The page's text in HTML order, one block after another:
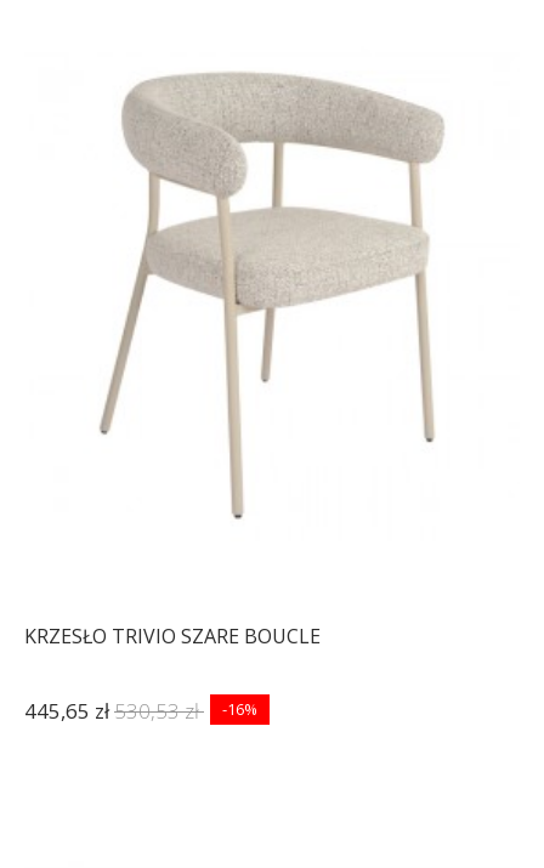
KRZESŁO YORK BEŻOWE
1 210,08 zł
KRZESŁO TRIVIO SZARE BOUCLE
445,65 zł530,53 zł -16%